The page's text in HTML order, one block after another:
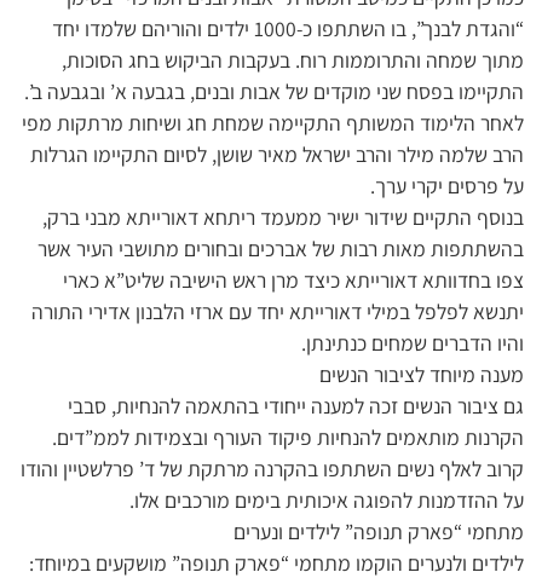
“והגדת לבנך”, בו השתתפו כ-1000 ילדים והוריהם שלמדו יחד
מתוך שמחה והתרוממות רוח. בעקבות הביקוש בחג הסוכות,
התקיימו בפסח שני מוקדים של אבות ובנים, בגבעה א’ ובגבעה ב’.
לאחר הלימוד המשותף התקיימה שמחת חג ושיחות מרתקות מפי
הרב שלמה מילר והרב ישראל מאיר שושן, לסיום התקיימו הגרלות
על פרסים יקרי ערך.
בנוסף התקיים שידור ישיר ממעמד ריתחא דאורייתא מבני ברק,
בהשתתפות מאות רבות של אברכים ובחורים מתושבי העיר אשר
צפו בחדוותא דאורייתא כיצד מרן ראש הישיבה שליט”א כארי
יתנשא לפלפל במילי דאורייתא יחד עם ארזי הלבנון אדירי התורה
והיו הדברים שמחים כנתינתן.
מענה מיוחד לציבור הנשים
גם ציבור הנשים זכה למענה ייחודי בהתאמה להנחיות, סבבי
הקרנות מותאמים להנחיות פיקוד העורף ובצמידות לממ”דים.
קרוב לאלף נשים השתתפו בהקרנה מרתקת של ד’ פרלשטיין והודו
על ההזדמנות להפוגה איכותית בימים מורכבים אלו.
מתחמי “פארק תנופה” לילדים ונערים
לילדים ולנערים הוקמו מתחמי “פארק תנופה” מושקעים במיוחד: